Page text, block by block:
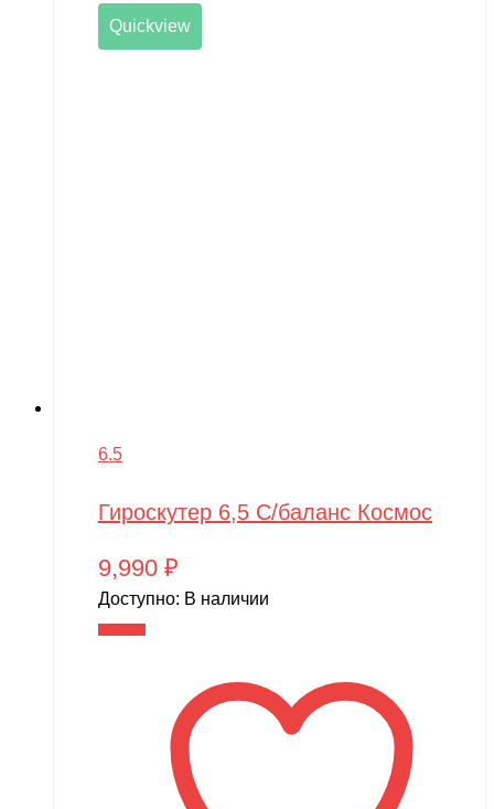
Quickview
6.5
Гироскутер 6,5 С/баланс Космос
9,990 ₽
Доступно: В наличии